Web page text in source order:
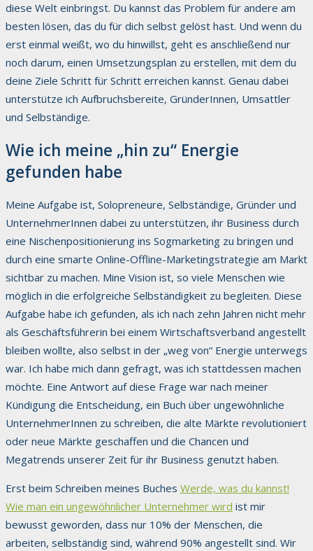
diese Welt einbringst. Du kannst das Problem für andere am
besten lösen, das du für dich selbst gelöst hast. Und wenn du
erst einmal weißt, wo du hinwillst, geht es anschließend nur
noch darum, einen Umsetzungsplan zu erstellen, mit dem du
deine Ziele Schritt für Schritt erreichen kannst. Genau dabei
unterstütze ich Aufbruchsbereite, GründerInnen, Umsattler
und Selbständige.
Wie ich meine „hin zu“ Energie
gefunden habe
Meine Aufgabe ist, Solopreneure, Selbständige, Gründer und
UnternehmerInnen dabei zu unterstützen, ihr Business durch
eine Nischenpositionierung ins Sogmarketing zu bringen und
durch eine smarte Online-Offline-Marketingstrategie am Markt
sichtbar zu machen. Mine Vision ist, so viele Menschen wie
möglich in die erfolgreiche Selbständigkeit zu begleiten. Diese
Aufgabe habe ich gefunden, als ich nach zehn Jahren nicht mehr
als Geschäftsführerin bei einem Wirtschaftsverband angestellt
bleiben wollte, also selbst in der „weg von“ Energie unterwegs
war. Ich habe mich dann gefragt, was ich stattdessen machen
möchte. Eine Antwort auf diese Frage war nach meiner
Kündigung die Entscheidung, ein Buch über ungewöhnliche
UnternehmerInnen zu schreiben, die alte Märkte revolutioniert
oder neue Märkte geschaffen und die Chancen und
Megatrends unserer Zeit für ihr Business genutzt haben.
Erst beim Schreiben meines Buches Werde, was du kannst!
Wie man ein ungewöhnlicher Unternehmer wird ist mir
bewusst geworden, dass nur 10% der Menschen, die
arbeiten, selbständig sind, während 90% angestellt sind. Wir